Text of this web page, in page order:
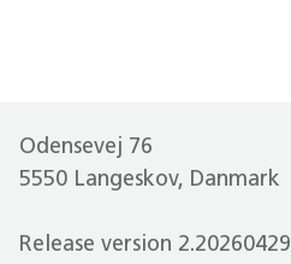
Odensevej 76
5550 Langeskov, Danmark
Release version 2.20260429